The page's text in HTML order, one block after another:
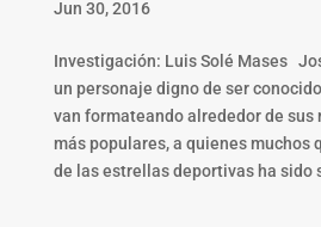
Jun 30, 2016
Investigación: Luis Solé Mases
un personaje digno de ser
van formateando alrededor de sus
más populares, a quienes muchos
de las estrellas deportivas ha sido